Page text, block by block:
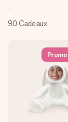
Créez quelque
son prénom,
Sans
90 Cadeaux
Promo